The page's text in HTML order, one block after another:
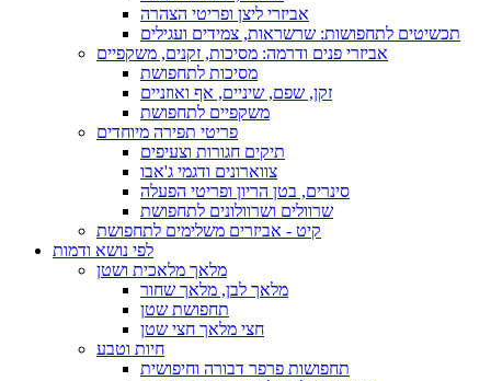
אביזרי ליצן ופריטי הצהרה
תכשיטים לתחפושות: שרשראות, צמידים ועגילים
אביזרי פנים ודרמה: מסיכות, זקנים, משקפיים
מסיכות לתחפושת
זקן, שפם, שיניים, אף ואוזניים
משקפיים לתחפושת
פריטי תפירה מיוחדים
תיקים חגורות וצעיפים
צווארונים ודגמי ג'אבו
סינרים, בטן הריון ופריטי הפעלה
שרוולים ושרוולונים לתחפושת
קיט - אביזרים משלימים לתחפושת
לפי נושא ודמות
מלאך מלאכית ושטן
מלאך לבן, מלאך שחור
תחפושת שטן
חצי מלאך חצי שטן
חיות וטבע
תחפושות פרפר דבורה וחיפושית